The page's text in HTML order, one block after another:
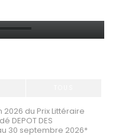
du Prix Littéraire
DEPOT DES
30 septembre 2026*